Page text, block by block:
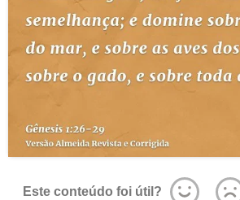
Este conteúdo foi útil?